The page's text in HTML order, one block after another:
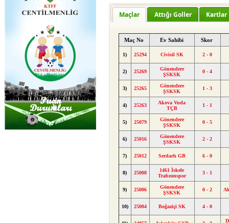
Maçlar Attığı Goller Kartlar
Maç No Ev Sahibi Skor
1) 25294 Civisil SK 2 - 0
2) 25269
Gönendere
ŞSKSK
0 - 4
3) 25265
Gönendere
ŞSKSK
1 - 3
4) 25263
Akova Vuda
TÇB
1 - 1
5) 25079
Gönendere
ŞSKSK
0 - 5
6) 25016
Gönendere
ŞSKSK
2 - 2
7) 25012 Serdarlı GB 6 - 0
8) 25008
1461 İskele
Trabzonspor
3 - 1
9) 25006
Gönendere
ŞSKSK
0 - 2
10) 25004 Boğaziçi SK 4 - 0